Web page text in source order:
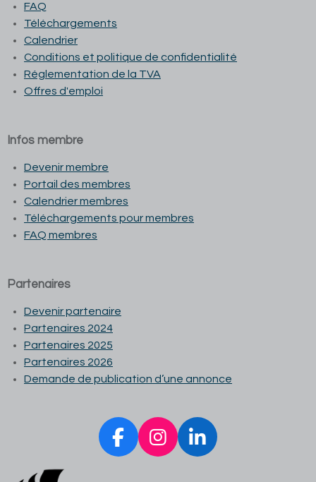
FAQ
Téléchargements
Calendrier
Conditions et politique de confidentialité
Réglementation de la TVA
Offres d'emploi
Infos membre
Devenir membre
Portail des membres
Calendrier membres
Téléchargements pour membres
FAQ membres
Partenaires
Devenir partenaire
Partenaires 2024
Partenaires 2025
Partenaires 2026
Demande de publication d’une annonce
F
I
L